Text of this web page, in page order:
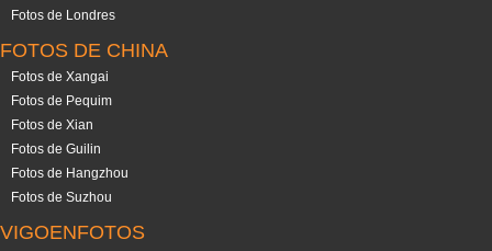
Fotos de Londres
FOTOS DE CHINA
Fotos de Xangai
Fotos de Pequim
Fotos de Xian
Fotos de Guilin
Fotos de Hangzhou
Fotos de Suzhou
VIGOENFOTOS